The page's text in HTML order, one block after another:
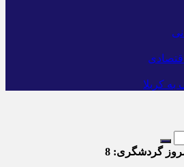
کربلا
گردشگری: